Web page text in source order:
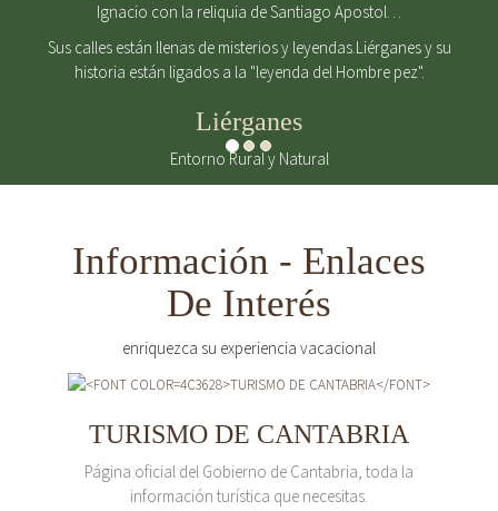
Ignacio con la reliquia de Santiago Apostol…
Sus calles están llenas de misterios y leyendas.Liérganes y su
historia están ligados a la "leyenda del Hombre pez".
Liérganes
Entorno Rural y Natural
Información - Enlaces
De Interés
enriquezca su experiencia vacacional
TURISMO DE CANTABRIA
Página oficial del Gobierno de Cantabria, toda la
información turística que necesitas.